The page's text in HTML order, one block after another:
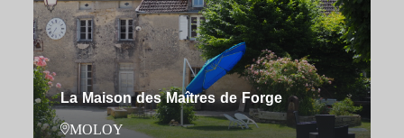
La Maison des Maîtres de Forge
MOLOY